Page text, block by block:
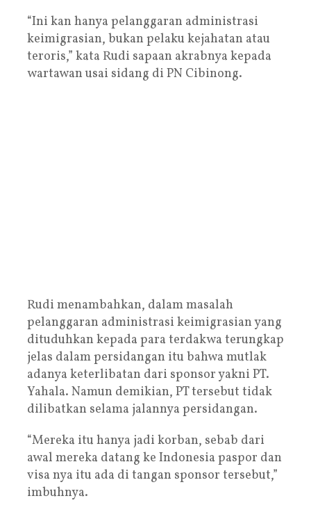
“Ini kan hanya pelanggaran administrasi
keimigrasian, bukan pelaku kejahatan atau
teroris,” kata Rudi sapaan akrabnya kepada
wartawan usai sidang di PN Cibinong.
Rudi menambahkan, dalam masalah
pelanggaran administrasi keimigrasian yang
dituduhkan kepada para terdakwa terungkap
jelas dalam persidangan itu bahwa mutlak
adanya keterlibatan dari sponsor yakni PT.
Yahala. Namun demikian, PT tersebut tidak
dilibatkan selama jalannya persidangan.
“Mereka itu hanya jadi korban, sebab dari
awal mereka datang ke Indonesia paspor dan
visa nya itu ada di tangan sponsor tersebut,”
imbuhnya.